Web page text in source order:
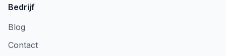
Bedrijf
Blog
Contact